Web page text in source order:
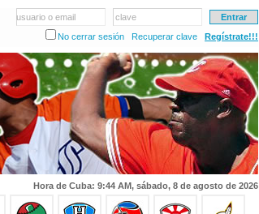
usuario o email
clave
No cerrar sesión
Recuperar clave Regístrate!!!
Hora de Cuba: 9:44 AM, sábado, 8 de agosto de 2026